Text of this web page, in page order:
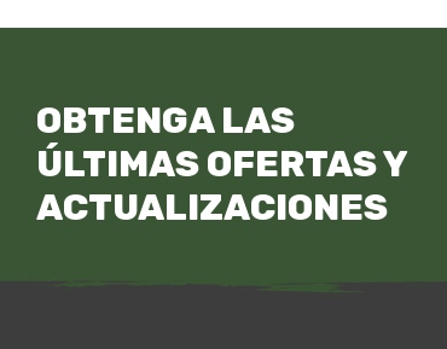
OBTENGA LAS
ÚLTIMAS OFERTAS Y
ACTUALIZACIONES